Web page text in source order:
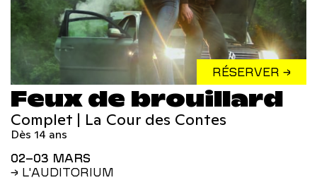
RÉSERVER →
Feux de brouillard
Complet | La Cour des Contes
Dès 14 ans
02–03 MARS
→ L'AUDITORIUM